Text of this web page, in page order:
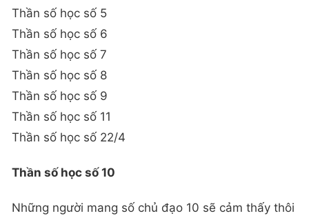
Thần số học số 5
Thần số học số 6
Thần số học số 7
Thần số học số 8
Thần số học số 9
Thần số học số 11
Thần số học số 22/4
Thần số học số 10
Những người mang số chủ đạo 10 sẽ cảm thấy thôi